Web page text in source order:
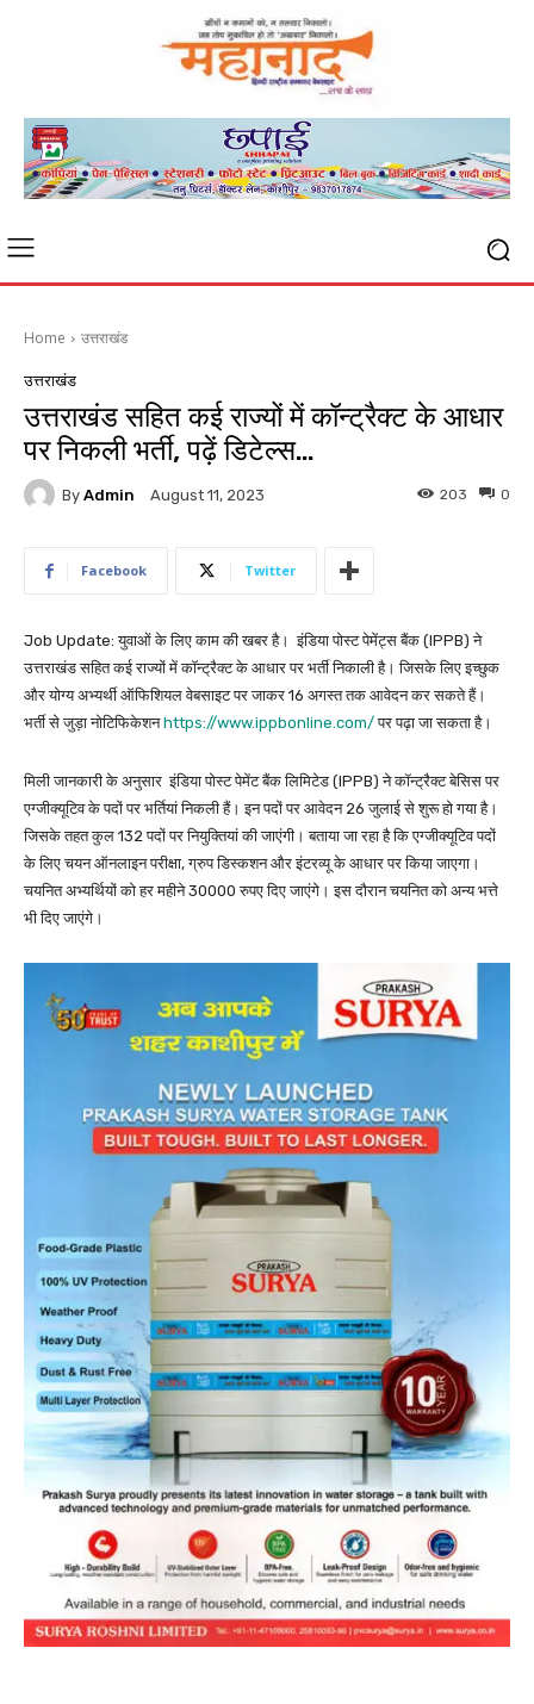
Home उत्तराखंड
उत्तराखंड
उत्तराखंड सहित कई राज्यों में कॉन्ट्रैक्ट के आधार
पर निकली भर्ती, पढ़ें डिटेल्स…
By Admin August 11, 2023 0
203
Facebook Twitter
Job Update: युवाओं के लिए काम की खबर है। इंडिया पोस्ट पेमेंट्स बैंक (IPPB) ने
उत्तराखंड सहित कई राज्यों में कॉन्ट्रैक्ट के आधार पर भर्ती निकाली है। जिसके लिए इच्छुक
और योग्य अभ्यर्थी ऑफिशियल वेबसाइट पर जाकर 16 अगस्त तक आवेदन कर सकते हैं।
भर्ती से जुड़ा नोटिफिकेशनhttps://www.ippbonline.com/पर पढ़ा जा सकता है।
मिली जानकारी के अनुसार इंडिया पोस्ट पेमेंट बैंक लिमिटेड (IPPB) ने कॉन्ट्रैक्ट बेसिस पर
एग्जीक्यूटिव के पदों पर भर्तियां निकली हैं। इन पदों पर आवेदन 26 जुलाई से शुरू हो गया है।
जिसके तहत कुल 132 पदों पर नियुक्तियां की जाएंगी। बताया जा रहा है कि एग्जीक्यूटिव पदों
के लिए चयन ऑनलाइन परीक्षा, ग्रुप डिस्कशन और इंटरव्यू के आधार पर किया जाएगा।
चयनित अभ्यर्थियों को हर महीने 30000 रुपए दिए जाएंगे। इस दौरान चयनित को अन्य भत्ते
भी दिए जाएंगे।